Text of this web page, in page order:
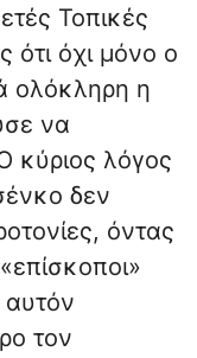
Τοπικές
όχι μόνο ο
ολόκληρη η
να
κύριος λόγος
δεν
όντας
τον